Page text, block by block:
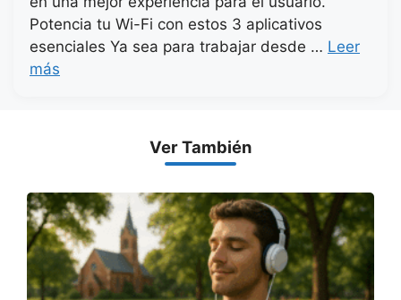
Potencia tu Wi-Fi con estos 3 aplicativos
esenciales Ya sea para trabajar desde … Leer
más
Ver También